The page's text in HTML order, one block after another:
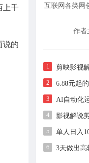
上千
说的
互联网各类网
作者
1
2
3
4
5
6